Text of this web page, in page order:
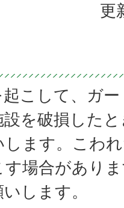
更
こして、ガ
を破損した
ます。こわ
す場合があり
します。